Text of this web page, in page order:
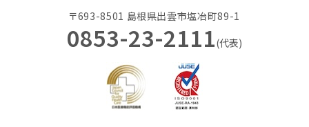
〒693-8501 島根県出雲市塩冶町89-1
0853-23-2111(代表)